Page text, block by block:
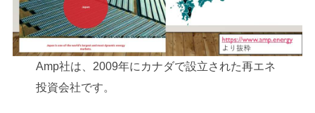
Amp社は、2009年にカナダで設立された再エネ
投資会社です。